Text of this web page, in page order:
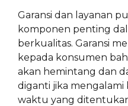
Garansi dan layanan
komponen penting
berkualitas. Garansi
kepada konsumen
akan hemintang dan
diganti jika mengalami
waktu yang